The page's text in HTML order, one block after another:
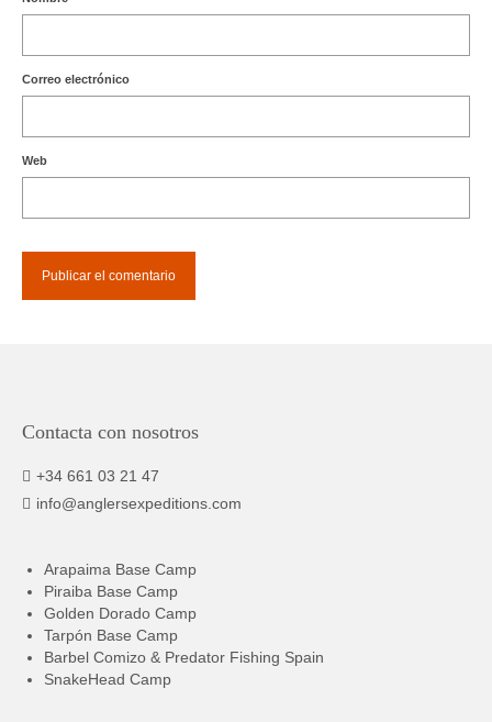
Correo electrónico
Web
Contacta con nosotros
+34 661 03 21 47
info@anglersexpeditions.com
Arapaima Base Camp
Piraiba Base Camp
Golden Dorado Camp
Tarpón Base Camp
Barbel Comizo & Predator Fishing Spain
SnakeHead Camp